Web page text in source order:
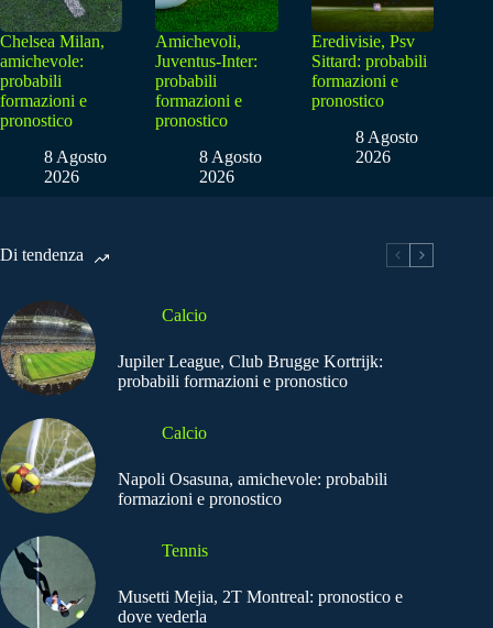
Chelsea Milan,
amichevole:
probabili
formazioni e
pronostico
8 Agosto
2026
Amichevoli,
Juventus-Inter:
probabili
formazioni e
pronostico
8 Agosto
2026
Eredivisie, Psv
Sittard: probabili
formazioni e
pronostico
8 Agosto
2026
Di tendenza
Calcio
Jupiler League, Club Brugge Kortrijk:
probabili formazioni e pronostico
Calcio
Napoli Osasuna, amichevole: probabili
formazioni e pronostico
Tennis
Musetti Mejia, 2T Montreal: pronostico e
dove vederla